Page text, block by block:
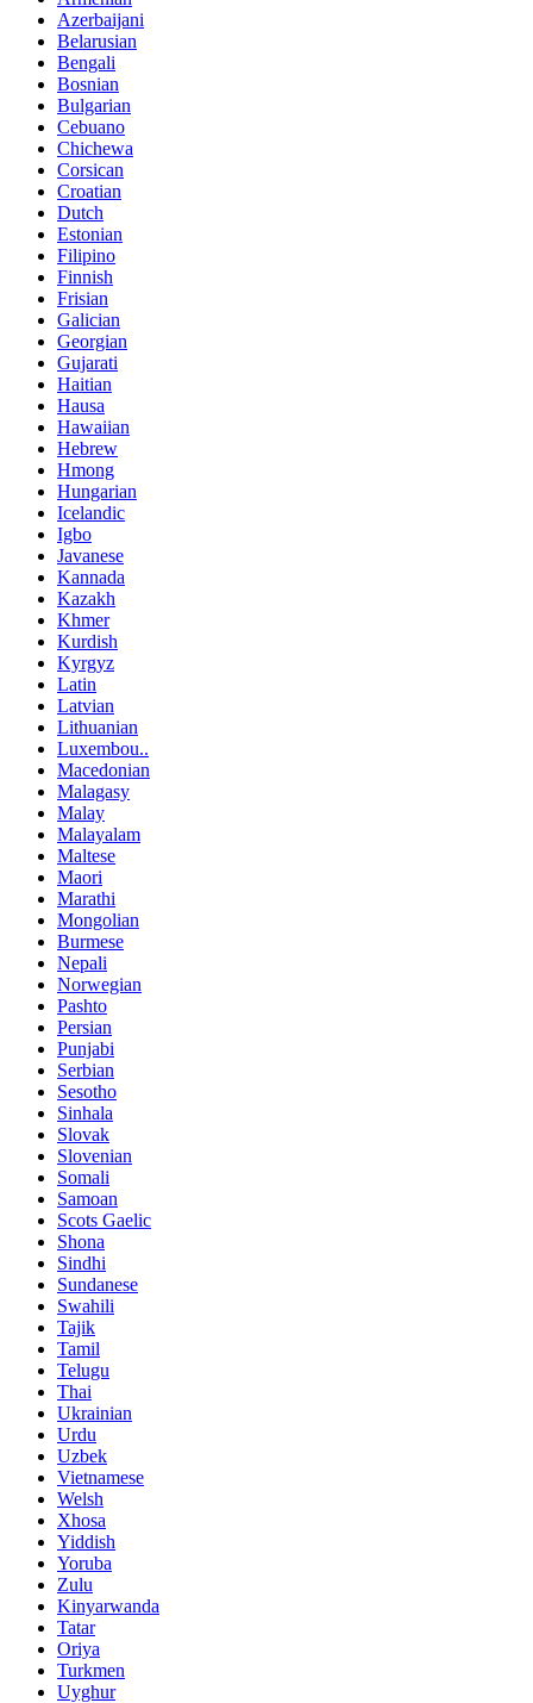
Azerbaijani
Belarusian
Bengali
Bosnian
Bulgarian
Cebuano
Chichewa
Corsican
Croatian
Dutch
Estonian
Filipino
Finnish
Frisian
Galician
Georgian
Gujarati
Haitian
Hausa
Hawaiian
Hebrew
Hmong
Hungarian
Icelandic
Igbo
Javanese
Kannada
Kazakh
Khmer
Kurdish
Kyrgyz
Latin
Latvian
Lithuanian
Luxembou..
Macedonian
Malagasy
Malay
Malayalam
Maltese
Maori
Marathi
Mongolian
Burmese
Nepali
Norwegian
Pashto
Persian
Punjabi
Serbian
Sesotho
Sinhala
Slovak
Slovenian
Somali
Samoan
Scots Gaelic
Shona
Sindhi
Sundanese
Swahili
Tajik
Tamil
Telugu
Thai
Ukrainian
Urdu
Uzbek
Vietnamese
Welsh
Xhosa
Yiddish
Yoruba
Zulu
Kinyarwanda
Tatar
Oriya
Turkmen
Uyghur